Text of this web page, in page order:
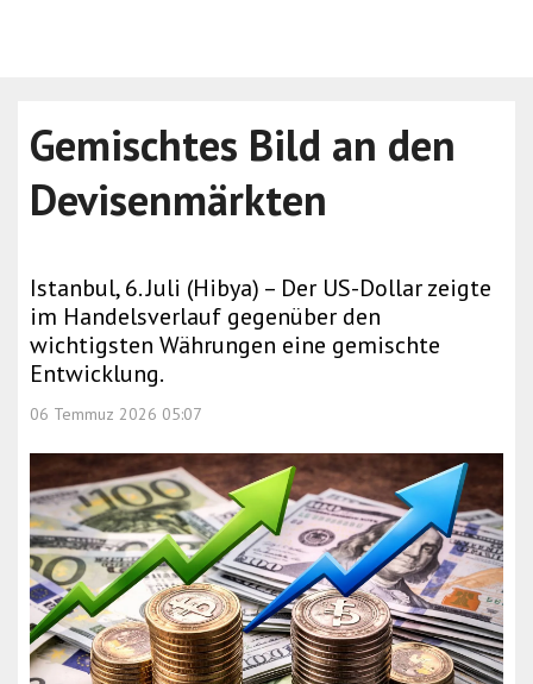
Gemischtes Bild an den
Devisenmärkten
Istanbul, 6. Juli (Hibya) – Der US-Dollar zeigte
im Handelsverlauf gegenüber den
wichtigsten Währungen eine gemischte
Entwicklung.
06 Temmuz 2026 05:07